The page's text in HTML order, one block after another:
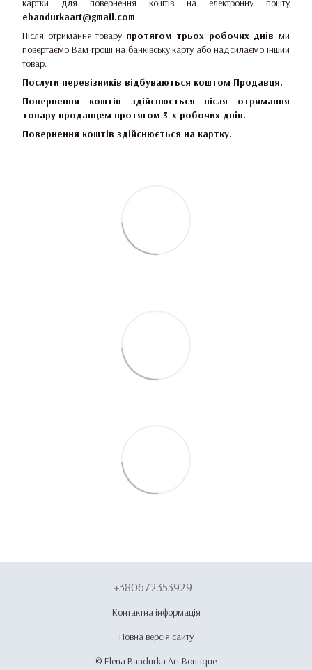
картки для повернення коштів на електронну пошту
ebandurkaart@gmail.com
Після отримання товару протягом трьох робочих днівми
повертаємо Вам гроші на банківську карту або надсилаємо інший
товар.
Послуги перевізників відбуваються коштом Продавця.
Повернення коштів здійснюється після отримання
товару продавцем протягом 3-х робочих днів.
Повернення коштів здійснюється на картку.
+380672353929
Контактна інформація
Повна версія сайту
© Elena Bandurka Art Boutique